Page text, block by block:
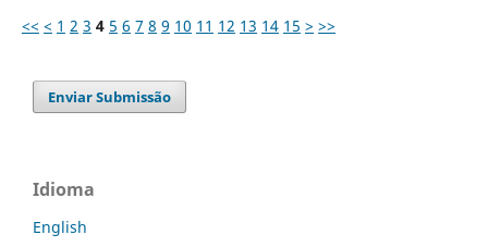
<< < 1 2 3 4 5 6 7 8 9 10 11 12 13 14 15 > >>
Enviar Submissão
Idioma
English